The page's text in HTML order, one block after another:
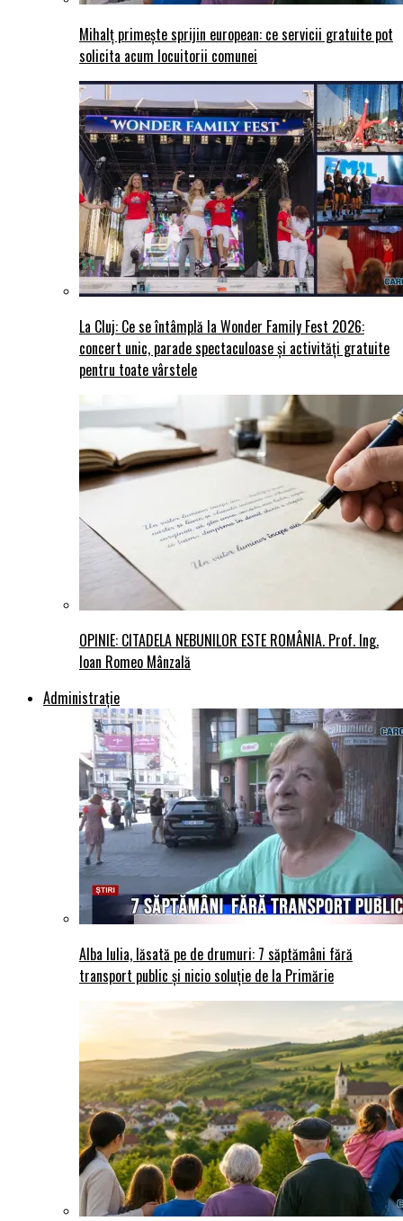
Mihalț primește sprijin european: ce servicii gratuite pot
solicita acum locuitorii comunei
La Cluj: Ce se întâmplă la Wonder Family Fest 2026:
concert unic, parade spectaculoase și activități gratuite
pentru toate vârstele
OPINIE: CITADELA NEBUNILOR ESTE ROMÂNIA. Prof. Ing.
Ioan Romeo Mânzală
Administraţie
Alba Iulia, lăsată pe de drumuri: 7 săptămâni fără
transport public și nicio soluție de la Primărie